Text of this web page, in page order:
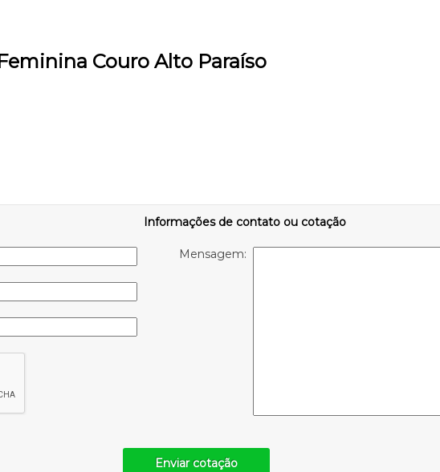
Couro Alto Paraíso
Informações de contato ou cotação
Mensagem:
Enviar cotação